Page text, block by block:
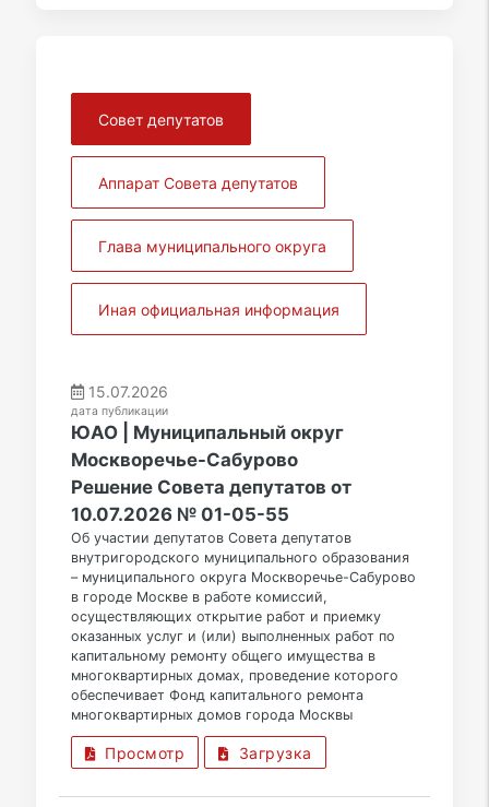
Совет депутатов
Аппарат Совета депутатов
Глава муниципального округа
Иная официальная информация
15.07.2026
дата публикации
ЮАО | Муниципальный округ
Москворечье-Сабурово
Решение Совета депутатов от
10.07.2026 № 01-05-55
Об участии депутатов Совета депутатов
внутригородского муниципального образования
– муниципального округа Москворечье-Сабурово
в городе Москве в работе комиссий,
осуществляющих открытие работ и приемку
оказанных услуг и (или) выполненных работ по
капитальному ремонту общего имущества в
многоквартирных домах, проведение которого
обеспечивает Фонд капитального ремонта
многоквартирных домов города Москвы
Просмотр Загрузка